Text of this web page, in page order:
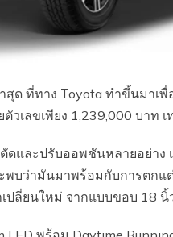
สุด ที่ทาง Toyota ทำขึ้นมาเ
วเลขเพียง 1,239,000 บาท
และปรับออพชันหลายอย่าง
พบว่ามันมาพร้อมกับการตก
ลี่ยนใหม่ จากแบบขอบ 18 นิ้